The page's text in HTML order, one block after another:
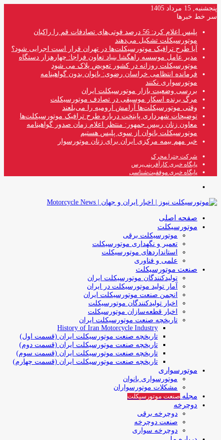
پنجشنبه, 15 مرداد 1405
سر خط خبرها
پلیس اعلام کرد: 56 درصد فوتی‌های تصادفات قم را راکبان
موتورسیکلت تشکیل می‌دهند
آیا طرح ترافیک موتورسیکلت‌ها در تهران قرار است اجرایی شود؟
مدیر عامل موسسه راهگشا بنیاد تعاون فراجا: چهارهزار دستگاه
موتورسیکلت روزانه در کشور تعویض پلاک می شود
فرمانده انتظامی خراسان رضوی: بانوان بدون گواهینامه
موتورسواری نکنند
بررسی وضعیت بازار موتورسیکلت ایران
مرگ برنده اسکار موسیقی در تصادف موتورسیکلت
وقتی موتورسیکلت‌ها آرامش ارومیه را می‌بلعند
توضیحات شهرداری پایتخت درباره طرح ترافیک موتورسیکلت‌ها
معاون زنان رییس جمهور: منتظر اعلام زمان صدور گواهینامه
موتورسیکلت بانوان از سوی پلیس هستیم
خبر مهم بیمه مرکزی ایران برای زنان موتورسوار
شرکت چترا محرک
پایگاه خبری کارآفرینی‌پرس
پایگاه خبری موفقیت‌شناسی
صفحه اصلی
موتورسیکلت
موتورسیکلت برقی
تعمیر و نگهداری موتورسیکلت
استانداردهای موتورسیکلت
علمی و فناوری
صنعت موتورسیکلت
تولیدکنندگان موتورسیکلت ایران
آمار تولید موتورسیکلت در ایران
انجمن صنعت موتورسیکلت ایران
اخبار تولیدکنندگان موتورسیکلت
اخبار قطعه‌سازان موتورسیکلت
تاریخچه صنعت موتورسیکلت ایران
History of Iran Motorcycle Industry
تاریخچه صنعت موتورسیکلت ایران (قسمت اول)
تاریخچه صنعت موتورسیکلت ایران (قسمت دوم)
تاریخچه صنعت موتورسیکلت ایران (قسمت سوم)
تاریخچه صنعت موتورسیکلت ایران (قسمت چهارم)
موتورسواری
موتورسواری بانوان
مشکلات موتورسواران
مجله صنعت موتورسیکلت
دوچرخه
دوچرخه برقی
صنعت دوچرخه
دوچرخه سواری